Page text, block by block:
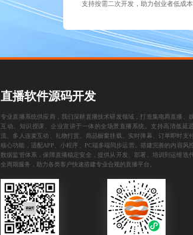
支持按需二次开发，助力创业者低成本
直播软件源码开发
专业直播系统供应商，我们深耕直播技术研发领域，打造集电商直播、
互动、知识授课、企业宣讲于一体的全场景直播系统。支持高清低延
流、多人连麦互动、礼物打赏、商品橱窗挂载、实时弹幕、订单即时支
核心功能，适配APP、小程序、PC端多端同步运营。搭建完善的内容风
数据监管体系，保障直播稳定安全，提供从开发、部署、培训到运维迭
全周期服务，助力各类客户快速搭建专业合规的直播平台。